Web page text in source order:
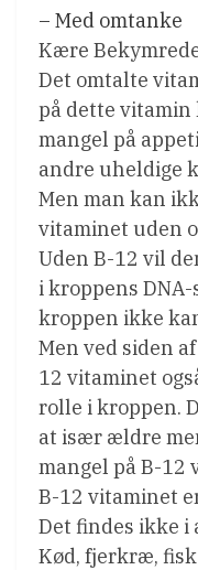
– Med omtanke
Kære
Det omtalte
på dette
mangel på
andre uheldige
Men man kan
vitaminet uden
Uden B-12 vil
i kroppens
kroppen ikke
Men ved siden
12 vitaminet
rolle i kroppen.
at især ældre
mangel på B-12
B-12 vitaminet
Det findes ikke i
Kød, fjerkræ,